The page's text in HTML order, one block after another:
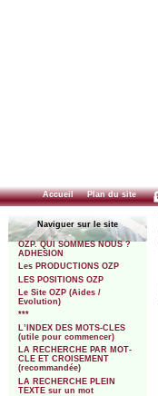
Accueil Plan du site
Naviguer sur le site
OZP. QUI SOMMES NOUS ?
ADHESION
Les PRODUCTIONS OZP
LES POSITIONS OZP
Le Site OZP (Aides /
Evolution)
***
L’INDEX DES MOTS-CLES
(utile pour commencer)
LA RECHERCHE PAR MOT-
CLE ET CROISEMENT
(recommandée)
LA RECHERCHE PLEIN
TEXTE sur un mot